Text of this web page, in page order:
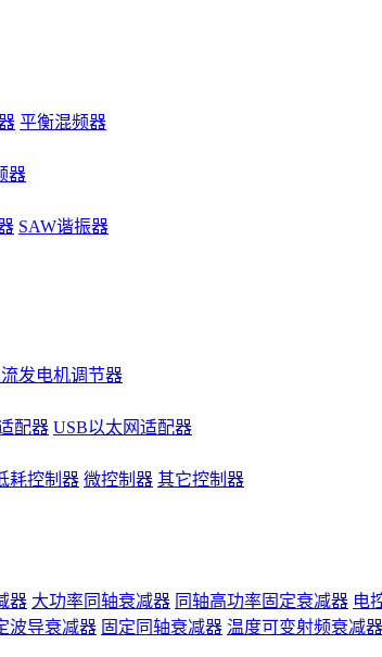
平衡混频器
器
SAW谐振器
发电机调节器
配器 USB以太网适配器
耗控制器 微控制器 其它控制器
器 大功率同轴衰减器 同轴高功率固定衰减器 电
波导衰减器 固定同轴衰减器 温度可变射频衰减器